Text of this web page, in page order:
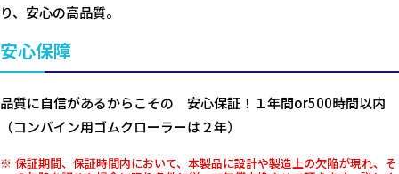
り、安心の高品質。
安心保障
品質に自信があるからこその 安心保証！１年間or500時間以内
（コンバイン用ゴムクローラーは２年）
保証期間、保証時間内において、本製品に設計や製造上の欠陥が現れ、そ